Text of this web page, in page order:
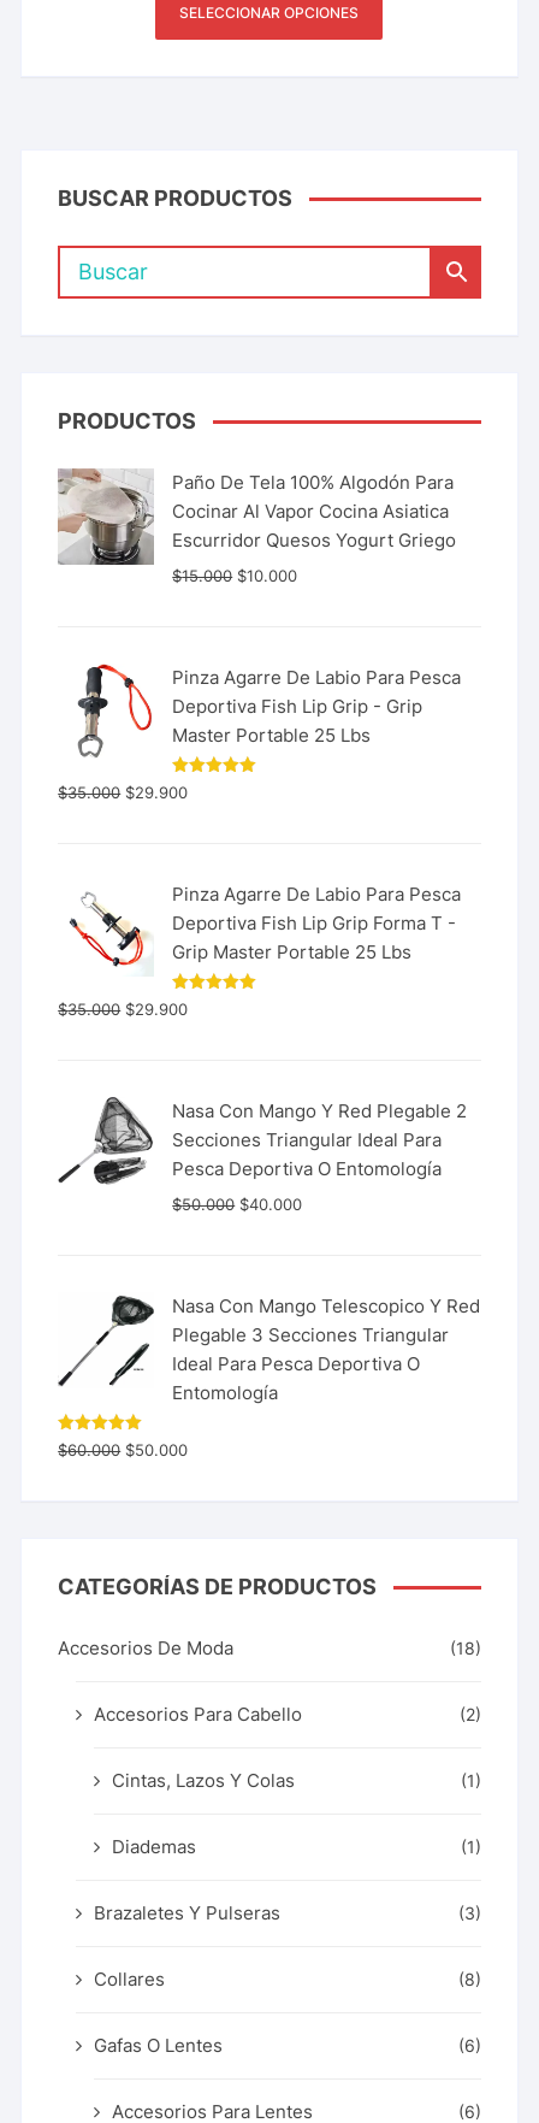
SELECCIONAR OPCIONES
BUSCAR PRODUCTOS
PRODUCTOS
Paño De Tela 100% Algodón Para
Cocinar Al Vapor Cocina Asiatica
Escurridor Quesos Yogurt Griego
$15.000 $10.000
Pinza Agarre De Labio Para Pesca
Deportiva Fish Lip Grip - Grip
Master Portable 25 Lbs
Valorado
con
$35.000 $29.900
Pinza Agarre De Labio Para Pesca
Deportiva Fish Lip Grip Forma T -
Grip Master Portable 25 Lbs
Valorado
con
$35.000 $29.900
Nasa Con Mango Y Red Plegable 2
Secciones Triangular Ideal Para
Pesca Deportiva O Entomología
$50.000 $40.000
Nasa Con Mango Telescopico Y Red
Plegable 3 Secciones Triangular
Ideal Para Pesca Deportiva O
Entomología
Valorado
con 5.00
$60.000 $50.000
CATEGORÍAS DE PRODUCTOS
Accesorios De Moda (18)
Accesorios Para Cabello (2)
Cintas, Lazos Y Colas (1)
Diademas (1)
Brazaletes Y Pulseras (3)
Collares (8)
Gafas O Lentes (6)
Accesorios Para Lentes (6)